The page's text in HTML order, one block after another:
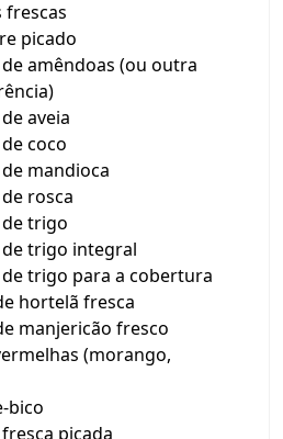
frescas
picado
amêndoas (ou outra
aveia
coco
mandioca
rosca
trigo
trigo integral
trigo para a cobertura
hortelã fresca
manjericão fresco
(morango,
bico
picada